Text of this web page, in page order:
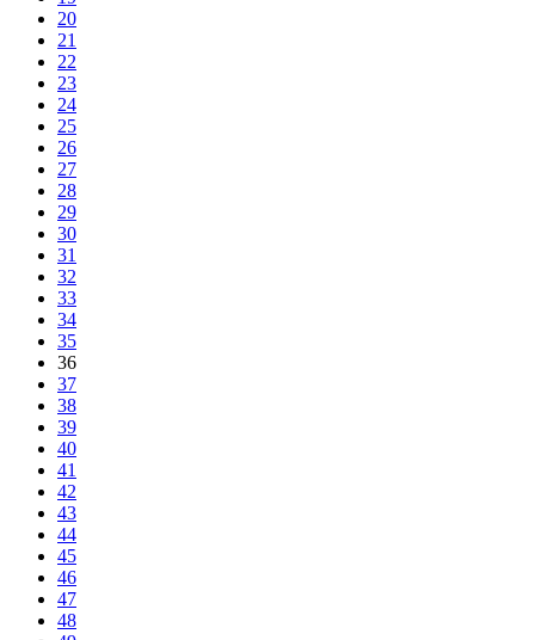
20
21
22
23
24
25
26
27
28
29
30
31
32
33
34
35
36
37
38
39
40
41
42
43
44
45
46
47
48